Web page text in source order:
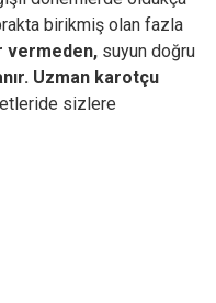
birikmiş olan fazla
vermeden, suyun doğru
Uzman karotçu
sizlere